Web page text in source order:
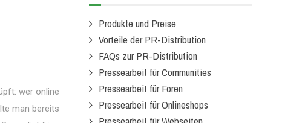
wer online
man bereits
Produkte und Preise
Vorteile der PR-Distribution
FAQs zur PR-Distribution
Pressearbeit für Communities
Pressearbeit für Foren
Pressearbeit für Onlineshops